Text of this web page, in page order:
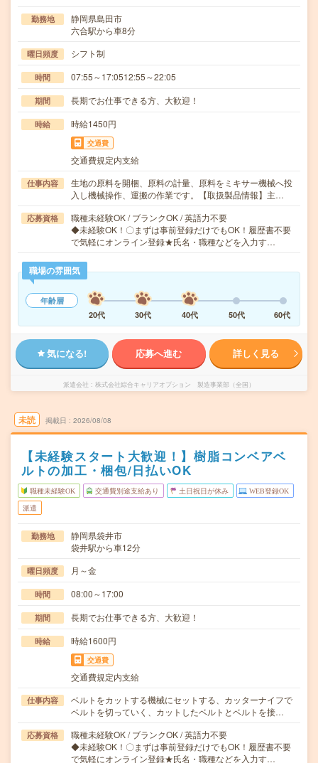
勤務地
静岡県島田市
六合駅から車8分
曜日頻度 シフト制
時間 07:55～17:0512:55～22:05
期間 長期でお仕事できる方、大歓迎！
時給 時給1450円
交通費
交通費規定内支給
仕事内容
生地の原料を開梱、原料の計量、原料をミキサー機械へ投
入し機械操作、運搬の作業です。【取扱製品情報】主…
応募資格
職種未経験OK / ブランクOK / 英語力不要
◆未経験OK！〇まずは事前登録だけでもOK！履歴書不要
で気軽にオンライン登録★氏名・職種などを入力す…
職場の雰囲気
年齢層
20代
30代 40代 50代 60代
気になる! 応募へ進む 詳しく見る
派遣会社 株式会社綜合キャリアオプション 製造事業部（全国）
未読 掲載日 2026/08/08
【未経験スタート大歓迎！】樹脂コンベアベ
ルトの加工・梱包/日払いOK
職種未経験OK 交通費別途支給あり 土日祝日が休み WEB登録OK
派遣
勤務地
静岡県袋井市
袋井駅から車12分
曜日頻度 月～金
時間 08:00～17:00
期間 長期でお仕事できる方、大歓迎！
時給 時給1600円
交通費
交通費規定内支給
仕事内容
ベルトをカットする機械にセットする、カッターナイフで
ベルトを切っていく、カットしたベルトとベルトを接…
応募資格
職種未経験OK / ブランクOK / 英語力不要
◆未経験OK！〇まずは事前登録だけでもOK！履歴書不要
で気軽にオンライン登録★氏名・職種などを入力す…